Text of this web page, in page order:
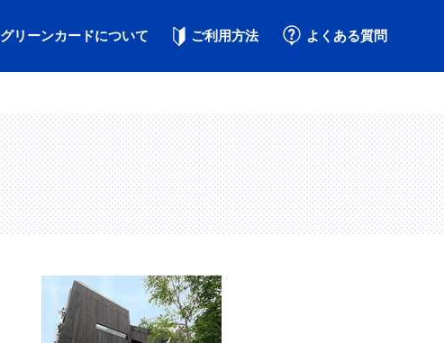
グリーンカードについて ご利用方法 よくある質問